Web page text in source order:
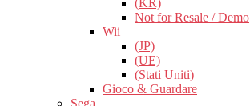
(KR)
Not for Resale / Demo
Wii
(JP)
(UE)
(Stati Uniti)
Gioco & Guardare